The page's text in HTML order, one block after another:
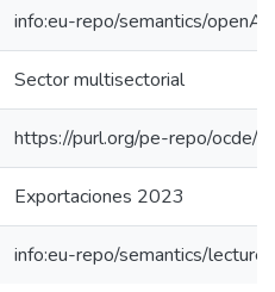
info:eu-repo/semantics/
Sector multisectorial
https://purl.org/pe-repo/ocde/
Exportaciones 2023
info:eu-repo/semantics/lecture